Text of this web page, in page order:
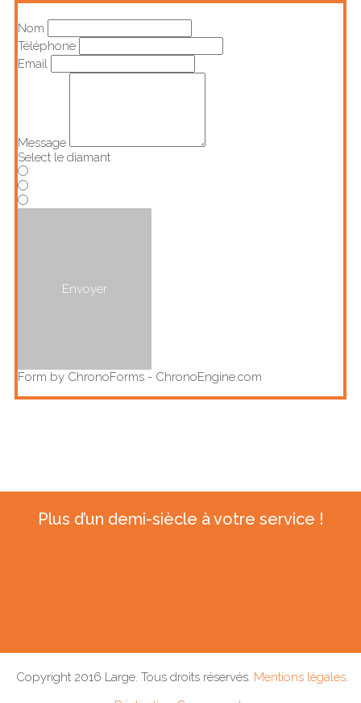
Nom
Téléphone
Email
Message
Select le diamant
Envoyer
Form by ChronoForms - ChronoEngine.com
Plus d’un demi-siècle à votre service !
Copyright 2016 Large. Tous droits réservés. Mentions légales.